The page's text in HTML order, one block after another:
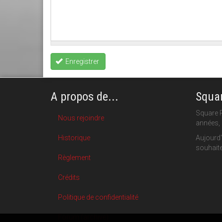
Enregistrer
A propos de...
Nous rejoindre
Historique
Règlement
Crédits
Politique de confidentialité
Square